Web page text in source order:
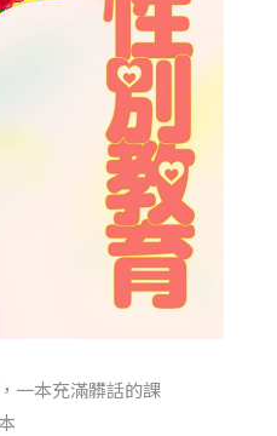
一本充滿髒話的課
本